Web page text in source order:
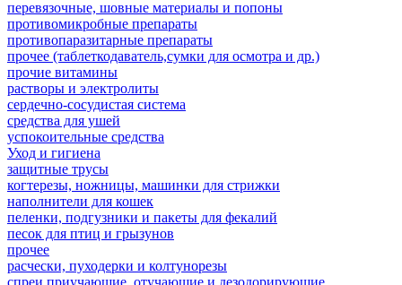
перевязочные, шовные материалы и попоны
противомикробные препараты
противопаразитарные препараты
прочее (таблеткодаватель,сумки для осмотра и др.)
прочие витамины
растворы и электролиты
сердечно-сосудистая система
средства для ушей
успокоительные средства
Уход и гигиена
защитные трусы
когтерезы, ножницы, машинки для стрижки
наполнители для кошек
пеленки, подгузники и пакеты для фекалий
песок для птиц и грызунов
прочее
расчески, пуходерки и колтунорезы
спреи приучающие, отучающие и дезодорирующие